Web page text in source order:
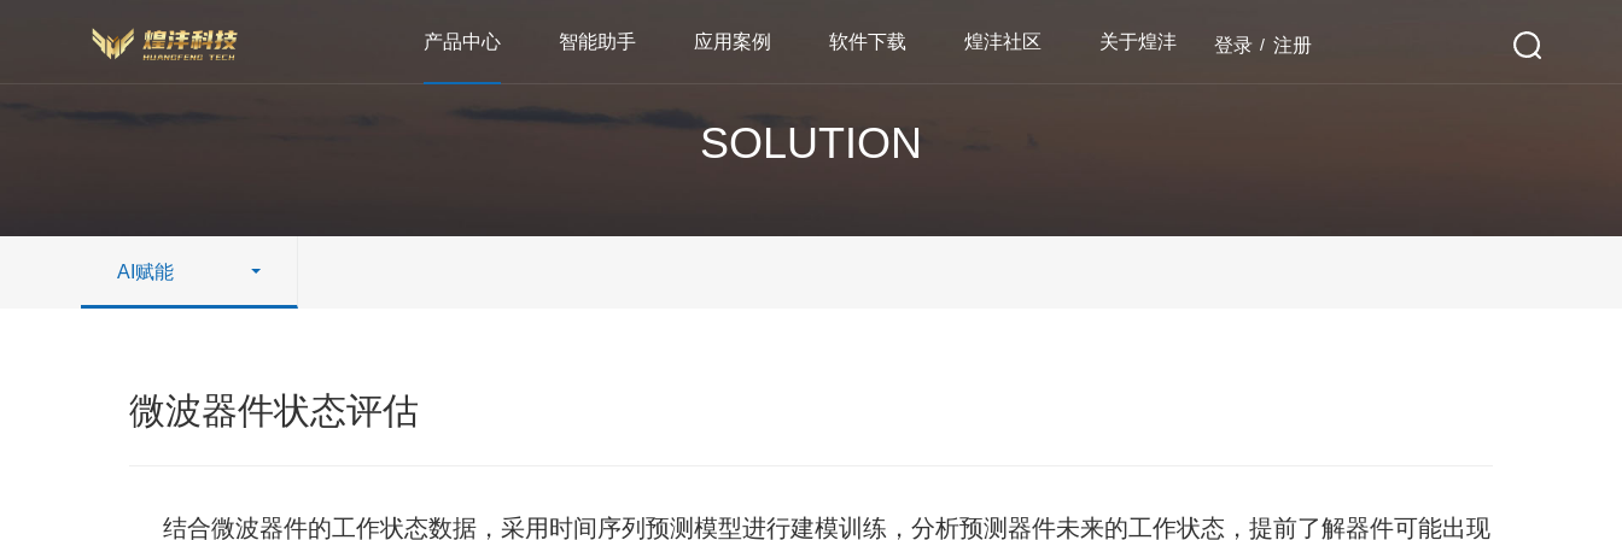
产品中心 智能助手 应用案例 软件下载 煌沣社区 关于煌沣 登录 / 注册
SOLUTION
AI赋能
微波器件状态评估
结合微波器件的工作状态数据，采用时间序列预测模型进行建模训练，分析预测器件未来的工作状态，提前了解器件可能出现